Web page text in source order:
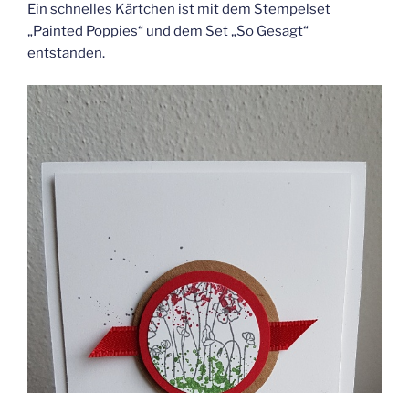
Ein schnelles Kärtchen ist mit dem Stempelset
„Painted Poppies“ und dem Set „So Gesagt“
entstanden.